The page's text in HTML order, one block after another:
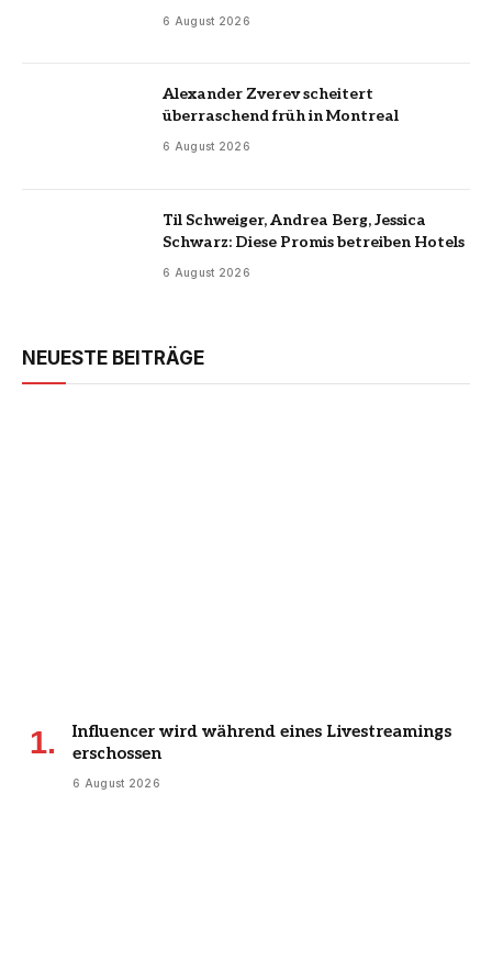
6 August 2026
Alexander Zverev scheitert
überraschend früh in Montreal
6 August 2026
Til Schweiger, Andrea Berg, Jessica
Schwarz: Diese Promis betreiben Hotels
6 August 2026
NEUESTE BEITRÄGE
Influencer wird während eines Livestreamings
erschossen
6 August 2026